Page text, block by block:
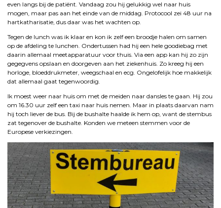
even langs bij de patiënt. Vandaag zou hij gelukkig wel naar huis
mogen, maar pas aan het einde van de middag. Protocool zei 48 uur na
hartkatharisatie, dus daar was het wachten op.
Tegen de lunch was ik klaar en kon ik zelf een broodje halen om samen
op de afdeling te lunchen. Ondertussen had hij een hele goodiebag met
daarin allemaal meetapparatuur voor thuis. Via een app kan hij zo zijn
gegegvens opslaan en doorgeven aan het ziekenhuis. Zo kreeg hij een
horloge, bloeddrukmeter, weegschaal en ecg. Ongelofelijk hoe makkelijk
dat allemaal gaat tegenwoordig.
Ik moest weer naar huis om met de meiden naar dansles te gaan. Hij zou
om 16.30 uur zelf een taxi naar huis nemen. Maar in plaats daarvan nam
hij toch liever de bus. Bij de bushalte haalde ik hem op, want de stembus
zat tegenover de bushalte. Konden we meteen stemmen voor de
Europese verkiezingen.